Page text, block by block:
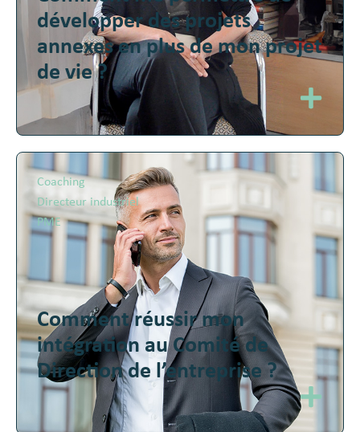
développer des projets
annexes en plus de mon projet
de vie ?
Coaching
Directeur industriel
PME
Comment réussir mon
intégration au Comité de
Direction de l’entreprise ?